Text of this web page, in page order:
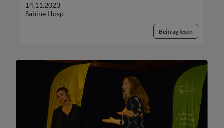
14.11.2023
Sabine Hosp
Beitrag lesen